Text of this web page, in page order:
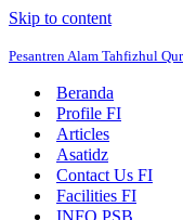
Skip to content
Pesantren Alam Tahfizhul
Beranda
Profile FI
Articles
Asatidz
Contact Us FI
Facilities FI
INFO PSB